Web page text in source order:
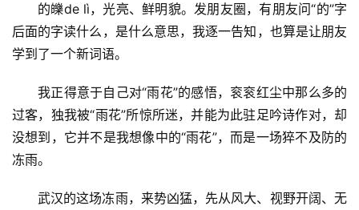
的皪de lì，光亮、鲜明貌。发朋友圈，有朋友问“的”字
后面的字读什么，是什么意思，我逐一告知，也算是让朋友
学到了一个新词语。
我正得意于自己对“雨花”的感悟，衮衮红尘中那么多的
过客，独我被“雨花”所惊所迷，并能为此驻足吟诗作对，却
没想到，它并不是我想像中的“雨花”，而是一场猝不及防的
冻雨。
武汉的这场冻雨，来势凶猛，先从风大、视野开阔、无